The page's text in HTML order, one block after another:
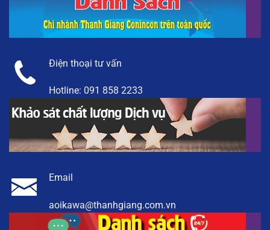
Điện thoại tư vấn
Hotline: 091 858 2233
Email
aoikawa@thanhgiang.com.vn